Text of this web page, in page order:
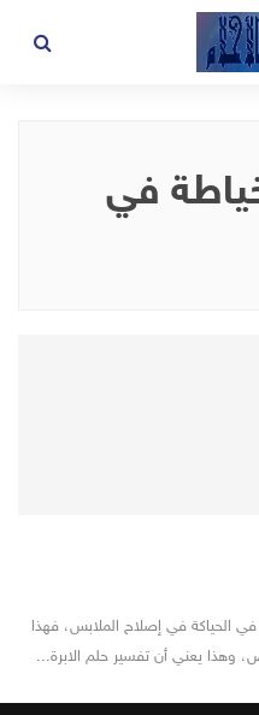
في
في الحياكة في إصلاح الملابس، فهذا
يعني أن تفسير حلم الابرة...